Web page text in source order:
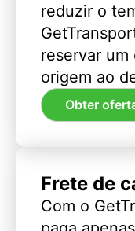
reduzir o
reservar um
origem ao
Obter
Frete de
Com o